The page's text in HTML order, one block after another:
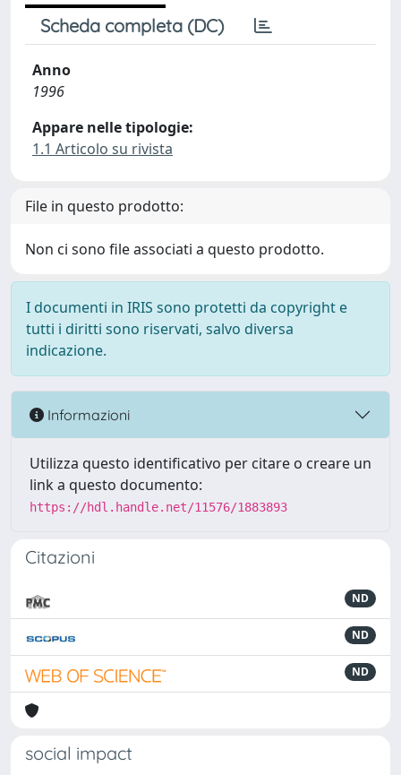
Scheda completa (DC)
Anno
1996
Appare nelle tipologie:
1.1 Articolo su rivista
File in questo prodotto:
Non ci sono file associati a questo prodotto.
I documenti in IRIS sono protetti da copyright e
tutti i diritti sono riservati, salvo diversa
indicazione.
Informazioni
Utilizza questo identificativo per citare o creare un
link a questo documento:
https://hdl.handle.net/11576/1883893
Citazioni
ND
ND
ND
social impact